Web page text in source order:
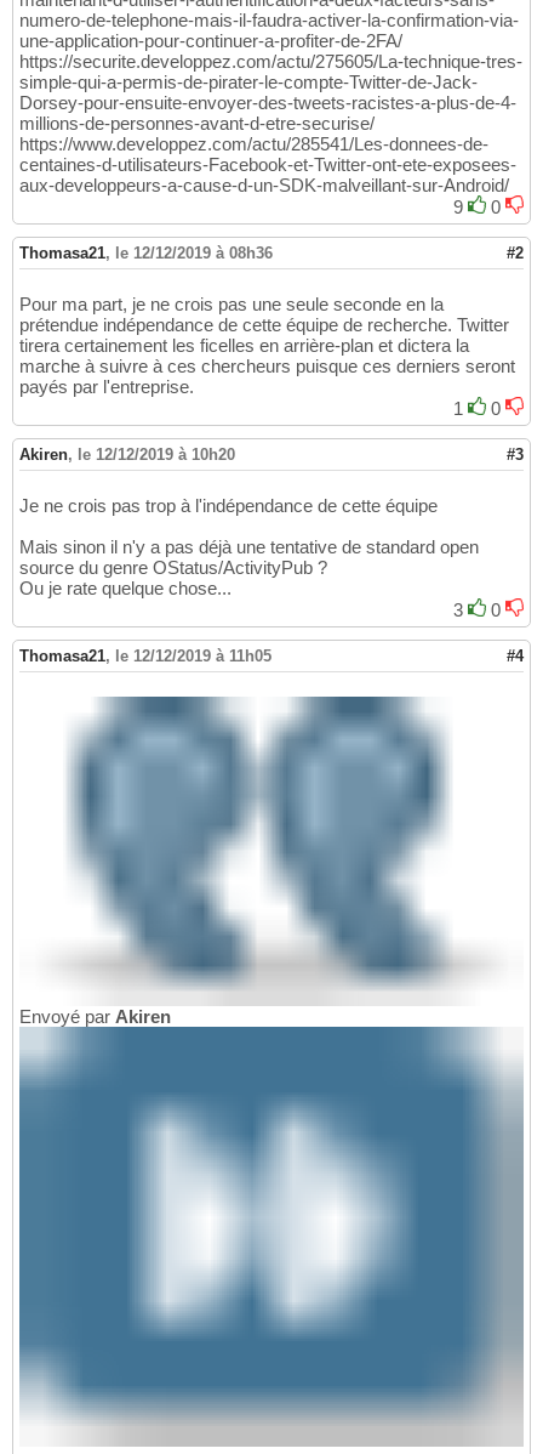
numero-de-telephone-mais-il-faudra-activer-la-confirmation-via-
une-application-pour-continuer-a-profiter-de-2FA/
https://securite.developpez.com/actu/275605/La-technique-tres-
simple-qui-a-permis-de-pirater-le-compte-Twitter-de-Jack-
Dorsey-pour-ensuite-envoyer-des-tweets-racistes-a-plus-de-4-
millions-de-personnes-avant-d-etre-securise/
https://www.developpez.com/actu/285541/Les-donnees-de-
centaines-d-utilisateurs-Facebook-et-Twitter-ont-ete-exposees-
aux-developpeurs-a-cause-d-un-SDK-malveillant-sur-Android/
9
0
Thomasa21, le 12/12/2019 à 08h36 #2
Pour ma part, je ne crois pas une seule seconde en la
prétendue indépendance de cette équipe de recherche. Twitter
tirera certainement les ficelles en arrière-plan et dictera la
marche à suivre à ces chercheurs puisque ces derniers seront
payés par l'entreprise.
1
0
Akiren, le 12/12/2019 à 10h20 #3
Je ne crois pas trop à l'indépendance de cette équipe
Mais sinon il n'y a pas déjà une tentative de standard open
source du genre OStatus/ActivityPub ?
Ou je rate quelque chose...
3
0
Thomasa21, le 12/12/2019 à 11h05 #4
Envoyé par Akiren